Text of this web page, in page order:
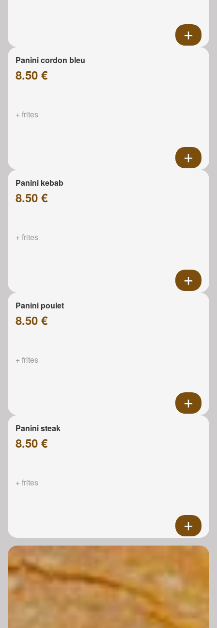
Panini cordon bleu
8.50 €
+ frites
Panini kebab
8.50 €
+ frites
Panini poulet
8.50 €
+ frites
Panini steak
8.50 €
+ frites